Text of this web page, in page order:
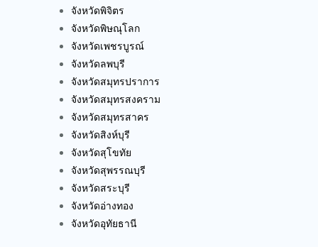
จังหวัดพิจิตร
จังหวัดพิษณุโลก
จังหวัดเพชรบูรณ์
จังหวัดลพบุรี
จังหวัดสมุทรปราการ
จังหวัดสมุทรสงคราม
จังหวัดสมุทรสาคร
จังหวัดสิงห์บุรี
จังหวัดสุโขทัย
จังหวัดสุพรรณบุรี
จังหวัดสระบุรี
จังหวัดอ่างทอง
จังหวัดอุทัยธานี